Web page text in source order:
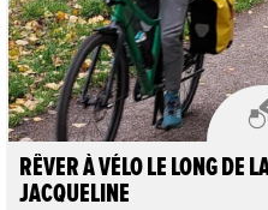
RÊVER À VÉLO LE LONG DE
JACQUELINE